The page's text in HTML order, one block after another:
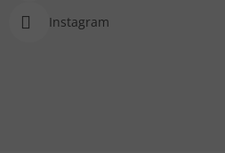
Instagram